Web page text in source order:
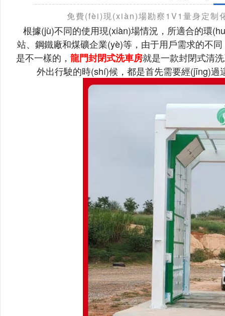
免費(fèi)現(xiàn)場勘察1V1量身定制
根據(jù)不同的使用現(xiàn)場情況，所適合的環
站、鋼鐵廠和煤礦企業(yè)等，由于用戶需求
是不一樣的， 龍門封閉式洗車房就是一款封閉式清洗
外出行駛的時(shí)候，都是首先需要經(jīng)過這